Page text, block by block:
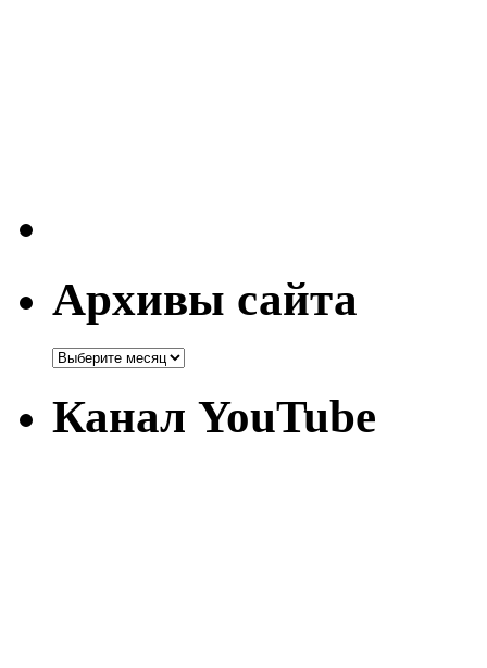
Архивы сайта
Канал YouTube